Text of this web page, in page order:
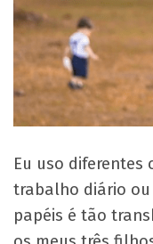
Eu uso
trabalho diário ou
papéis é tão